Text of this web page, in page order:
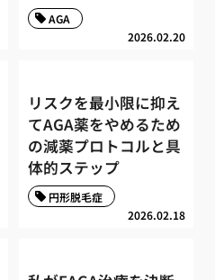
2026.02.20
AGA
リスクを最小限に抑え
てAGA薬をやめるため
の減薬プロトコルと具
体的ステップ
2026.02.18
円形脱毛症